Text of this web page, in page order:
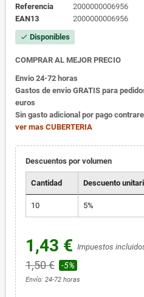
Referencia
2000000006956
EAN13
2000000006956
check Disponibles
COMPRAR AL MEJOR PRECIO
Envio 24-72 horas
Gastos de envio GRATIS para
euros
Sin gasto adicional por pago
ver mas CUBERTERIA
Descuentos por volumen
Cantidad Descuento
10 5%
1,43 € Impuestos
1,50 € -5%
Envío: 24-72 horas